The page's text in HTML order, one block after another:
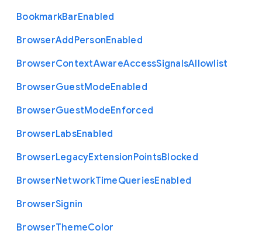
BookmarkBarEnabled
BrowserAddPersonEnabled
BrowserContextAwareAccessSignalsAllowlist
BrowserGuestModeEnabled
BrowserGuestModeEnforced
BrowserLabsEnabled
BrowserLegacyExtensionPointsBlocked
BrowserNetworkTimeQueriesEnabled
BrowserSignin
BrowserThemeColor